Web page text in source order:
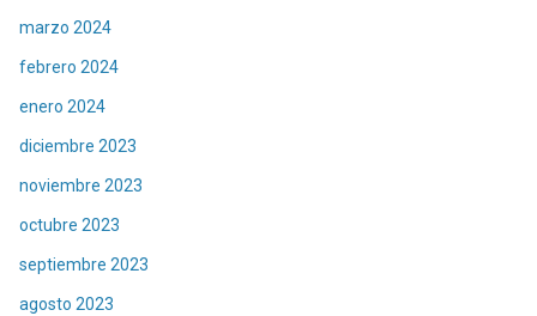
marzo 2024
febrero 2024
enero 2024
diciembre 2023
noviembre 2023
octubre 2023
septiembre 2023
agosto 2023